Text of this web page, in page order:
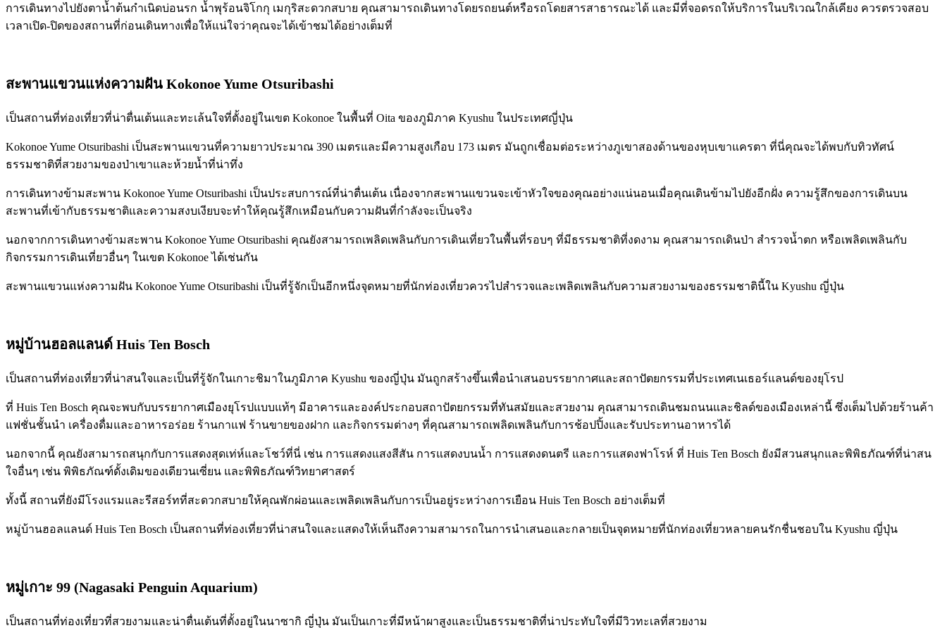
การเดินทางไปยังตาน้ำต้นกำเนิดบ่อนรก น้ำพุร้อนจิโกกุ เมกุริสะดวกสบาย คุณสามารถเดินทางโดยรถยนต์หรือรถโดยสารสาธารณะได้ และมีที่จอดรถให้บริการในบริเวณใกล้เคียง ควรตรวจสอบ
เวลาเปิด-ปิดของสถานที่ก่อนเดินทางเพื่อให้แน่ใจว่าคุณจะได้เข้าชมได้อย่างเต็มที่
สะพานแขวนแห่งความฝัน Kokonoe Yume Otsuribashi
เป็นสถานที่ท่องเที่ยวที่น่าตื่นเต้นและทะเล้นใจที่ตั้งอยู่ในเขต Kokonoe ในพื้นที่ Oita ของภูมิภาค Kyushu ในประเทศญี่ปุ่น
Kokonoe Yume Otsuribashi เป็นสะพานแขวนที่ความยาวประมาณ 390 เมตรและมีความสูงเกือบ 173 เมตร มันถูกเชื่อมต่อระหว่างภูเขาสองด้านของหุบเขาแครตา ที่นี่คุณจะได้พบกับทิวทัศน์
ธรรมชาติที่สวยงามของป่าเขาและห้วยน้ำที่น่าทึ่ง
การเดินทางข้ามสะพาน Kokonoe Yume Otsuribashi เป็นประสบการณ์ที่น่าตื่นเต้น เนื่องจากสะพานแขวนจะเข้าหัวใจของคุณอย่างแน่นอนเมื่อคุณเดินข้ามไปยังอีกฝั่ง ความรู้สึกของการเดินบน
สะพานที่เข้ากับธรรมชาติและความสงบเงียบจะทำให้คุณรู้สึกเหมือนกับความฝันที่กำลังจะเป็นจริง
นอกจากการเดินทางข้ามสะพาน Kokonoe Yume Otsuribashi คุณยังสามารถเพลิดเพลินกับการเดินเที่ยวในพื้นที่รอบๆ ที่มีธรรมชาติที่งดงาม คุณสามารถเดินป่า สำรวจน้ำตก หรือเพลิดเพลินกับ
กิจกรรมการเดินเที่ยวอื่นๆ ในเขต Kokonoe ได้เช่นกัน
สะพานแขวนแห่งความฝัน Kokonoe Yume Otsuribashi เป็นที่รู้จักเป็นอีกหนึ่งจุดหมายที่นักท่องเที่ยวควรไปสำรวจและเพลิดเพลินกับความสวยงามของธรรมชาตินี้ใน Kyushu ญี่ปุ่น
หมู่บ้านฮอลแลนด์ Huis Ten Bosch
เป็นสถานที่ท่องเที่ยวที่น่าสนใจและเป็นที่รู้จักในเกาะชิมาในภูมิภาค Kyushu ของญี่ปุ่น มันถูกสร้างขึ้นเพื่อนำเสนอบรรยากาศและสถาปัตยกรรมที่ประเทศเนเธอร์แลนด์ของยุโรป
ที่ Huis Ten Bosch คุณจะพบกับบรรยากาศเมืองยุโรปแบบแท้ๆ มีอาคารและองค์ประกอบสถาปัตยกรรมที่ทันสมัยและสวยงาม คุณสามารถเดินชมถนนและชิลด์ของเมืองเหล่านี้ ซึ่งเต็มไปด้วยร้านค้า
แฟชั่นชั้นนำ เครื่องดื่มและอาหารอร่อย ร้านกาแฟ ร้านขายของฝาก และกิจกรรมต่างๆ ที่คุณสามารถเพลิดเพลินกับการช้อปปิ้งและรับประทานอาหารได้
นอกจากนี้ คุณยังสามารถสนุกกับการแสดงสุดเท่ห์และโชว์ที่นี่ เช่น การแสดงแสงสีสัน การแสดงบนน้ำ การแสดงดนตรี และการแสดงฟาโรห์ ที่ Huis Ten Bosch ยังมีสวนสนุกและพิพิธภัณฑ์ที่น่าสน
ใจอื่นๆ เช่น พิพิธภัณฑ์ดั้งเดิมของเดียวนเซี่ยน และพิพิธภัณฑ์วิทยาศาสตร์
ทั้งนี้ สถานที่ยังมีโรงแรมและรีสอร์ทที่สะดวกสบายให้คุณพักผ่อนและเพลิดเพลินกับการเป็นอยู่ระหว่างการเยือน Huis Ten Bosch อย่างเต็มที่
หมู่บ้านฮอลแลนด์ Huis Ten Bosch เป็นสถานที่ท่องเที่ยวที่น่าสนใจและแสดงให้เห็นถึงความสามารถในการนำเสนอและกลายเป็นจุดหมายที่นักท่องเที่ยวหลายคนรักชื่นชอบใน Kyushu ญี่ปุ่น
หมู่เกาะ 99 (Nagasaki Penguin Aquarium)
เป็นสถานที่ท่องเที่ยวที่สวยงามและน่าตื่นเต้นที่ตั้งอยู่ในนาซากิ ญี่ปุ่น มันเป็นเกาะที่มีหน้าผาสูงและเป็นธรรมชาติที่น่าประทับใจที่มีวิวทะเลที่สวยงาม